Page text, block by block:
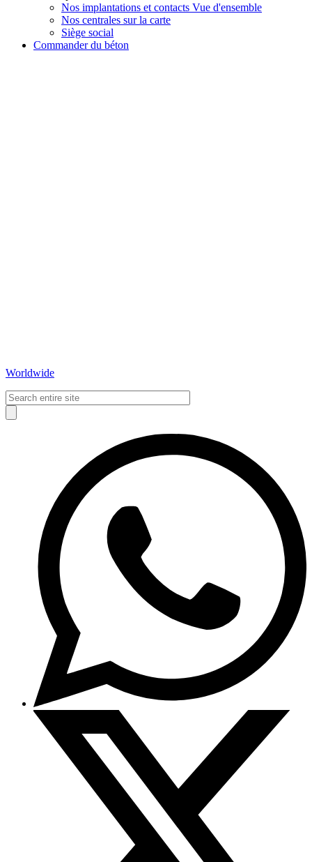
Nos implantations et contacts Vue d'ensemble
Nos centrales sur la carte
Siège social
Commander du béton
Worldwide